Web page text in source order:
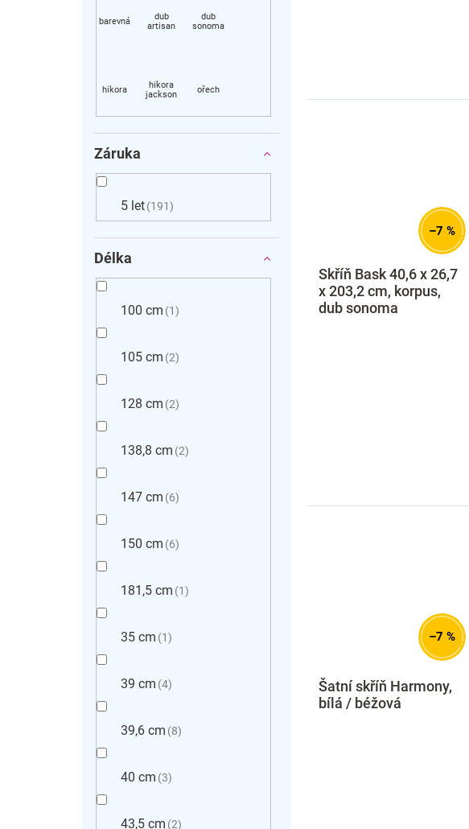
Záruka
5 let 191
Délka
100 cm 1
105 cm 2
128 cm 2
138,8 cm 2
147 cm 6
150 cm 6
181,5 cm 1
35 cm 1
39 cm 4
39,6 cm 8
40 cm 3
43,5 cm 2
–7 %
Skříň Bask 40,6 x 26,7
x 203,2 cm, korpus,
dub sonoma
–7 %
Šatní skříň Harmony,
bílá / béžová